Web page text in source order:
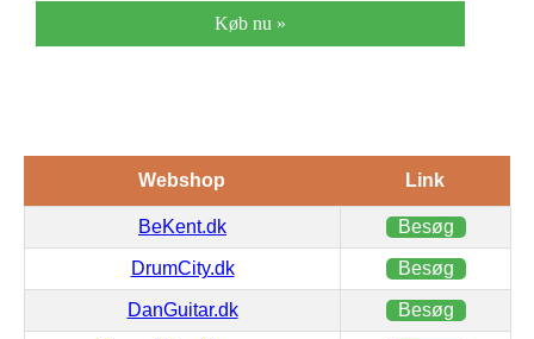
Køb nu »
Webshop Link
BeKent.dk Besøg
DrumCity.dk Besøg
DanGuitar.dk Besøg